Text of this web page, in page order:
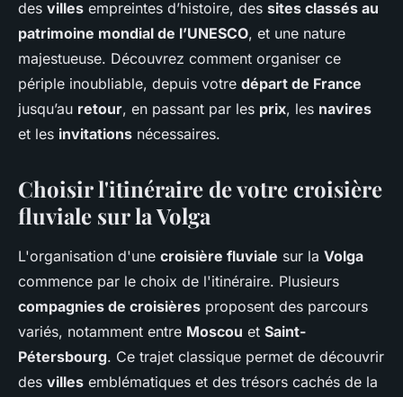
des villes empreintes d’histoire, des sites classés au
patrimoine mondial de l’UNESCO, et une nature
majestueuse. Découvrez comment organiser ce
périple inoubliable, depuis votre départ de France
jusqu’au retour, en passant par les prix, les navires
et les invitations nécessaires.
Choisir l'itinéraire de votre croisière
fluviale sur la Volga
L'organisation d'une croisière fluviale sur la Volga
commence par le choix de l'itinéraire. Plusieurs
compagnies de croisières proposent des parcours
variés, notamment entre Moscou et Saint-
Pétersbourg. Ce trajet classique permet de découvrir
des villes emblématiques et des trésors cachés de la